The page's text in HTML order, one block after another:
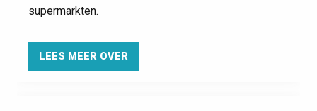
supermarkten.
LEES MEER OVER